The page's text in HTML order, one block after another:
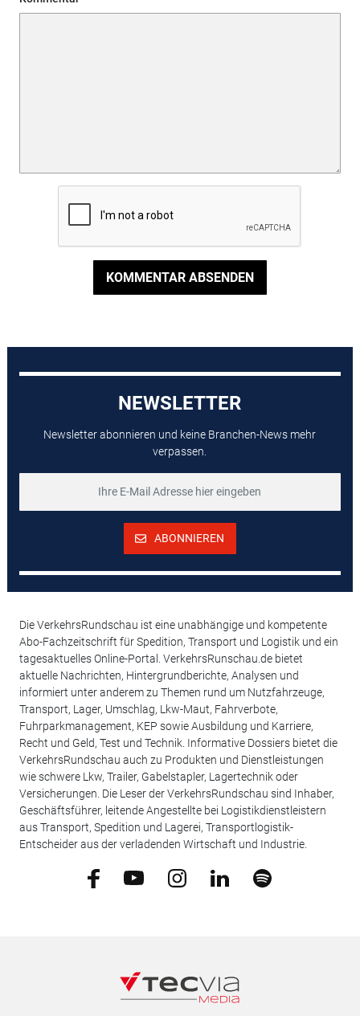
KOMMENTAR ABSENDEN
NEWSLETTER
Newsletter abonnieren und keine Branchen-News mehr
verpassen.
ABONNIEREN
Die VerkehrsRundschau ist eine unabhängige und kompetente
Abo-Fachzeitschrift für Spedition, Transport und Logistik und ein
tagesaktuelles Online-Portal. VerkehrsRunschau.de bietet
aktuelle Nachrichten, Hintergrundberichte, Analysen und
informiert unter anderem zu Themen rund um Nutzfahrzeuge,
Transport, Lager, Umschlag, Lkw-Maut, Fahrverbote,
Fuhrparkmanagement, KEP sowie Ausbildung und Karriere,
Recht und Geld, Test und Technik. Informative Dossiers bietet die
VerkehrsRundschau auch zu Produkten und Dienstleistungen
wie schwere Lkw, Trailer, Gabelstapler, Lagertechnik oder
Versicherungen. Die Leser der VerkehrsRundschau sind Inhaber,
Geschäftsführer, leitende Angestellte bei Logistikdienstleistern
aus Transport, Spedition und Lagerei, Transportlogistik-
Entscheider aus der verladenden Wirtschaft und Industrie.